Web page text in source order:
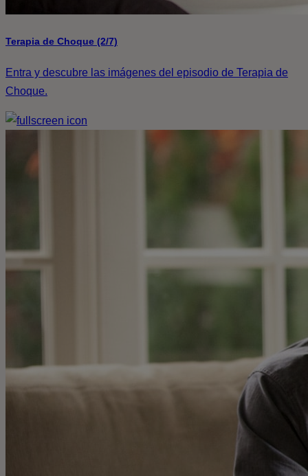
Terapia de Choque (2/7)
Entra y descubre las imágenes del episodio de Terapia de
Choque.